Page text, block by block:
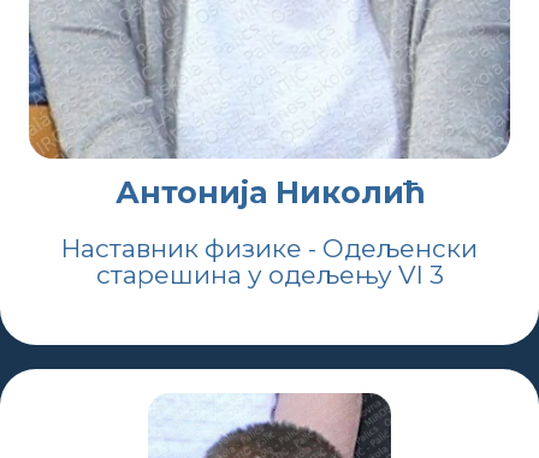
Антонија Николић
Наставник физике - Одељенски
старешина у одељењу VI 3